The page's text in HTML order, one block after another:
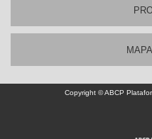
Copyright © ABCP